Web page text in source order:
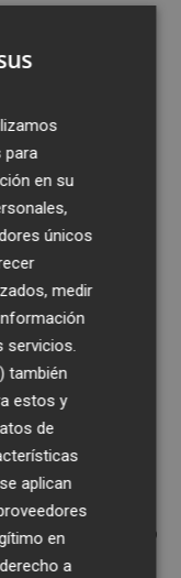
tipo de
al objeto
los
cometidos
Ya son un
sido
y València
un total de
por la
Impunidad
de
el Juzgado
para
en su
únicos
medir
servicios.
también
estos y
de
aplican
en
a